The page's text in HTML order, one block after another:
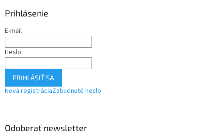
Prihlásenie
E-mail
Heslo
PRIHLÁSIŤ SA
Nová registráciaZabudnuté heslo
Odoberať newsletter